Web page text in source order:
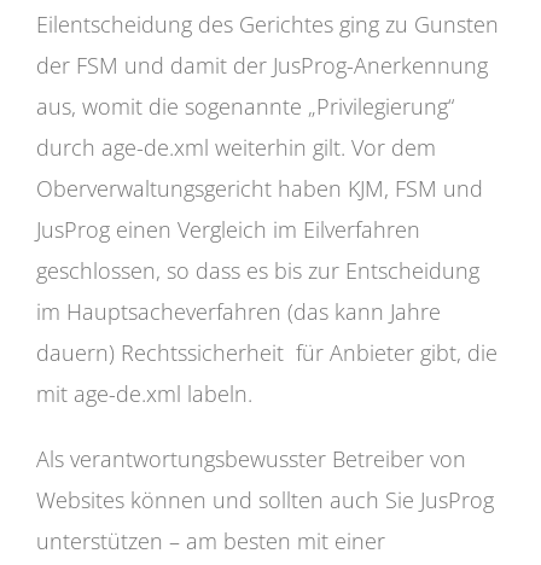
Eilentscheidung des Gerichtes ging zu Gunsten
der FSM und damit der JusProg-Anerkennung
aus, womit die sogenannte „Privilegierung“
durch age-de.xml weiterhin gilt. Vor dem
Oberverwaltungsgericht haben KJM, FSM und
JusProg einen Vergleich im Eilverfahren
geschlossen, so dass es bis zur Entscheidung
im Hauptsacheverfahren (das kann Jahre
dauern) Rechtssicherheit für Anbieter gibt, die
mit age-de.xml labeln.
Als verantwortungsbewusster Betreiber von
Websites können und sollten auch Sie JusProg
unterstützen – am besten mit einer